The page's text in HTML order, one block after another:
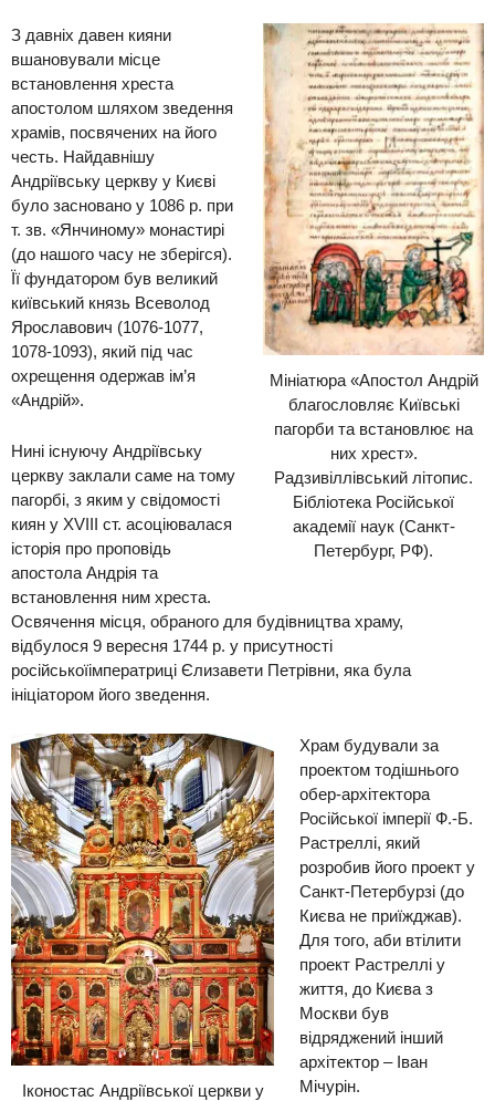
Мініатюра «Апостол Андрій
благословляє Київські
пагорби та встановлює на
них хрест».
Радзивіллівський літопис.
Бібліотека Російської
академії наук (Санкт-
Петербург, РФ).
З давніх давен кияни
вшановували місце
встановлення хреста
апостолом шляхом зведення
храмів, посвячених на його
честь. Найдавнішу
Андріївську церкву у Києві
було засновано у 1086 р. при
т. зв. «Янчиному» монастирі
(до нашого часу не зберігся).
Її фундатором був великий
київський князь Всеволод
Ярославович (1076-1077,
1078-1093), який під час
охрещення одержав ім’я
«Андрій».
Нині існуючу Андріївську
церкву заклали саме на тому
пагорбі, з яким у свідомості
киян у XVIII ст. асоціювалася
історія про проповідь
апостола Андрія та
встановлення ним хреста.
Освячення місця, обраного для будівництва храму,
відбулося 9 вересня 1744 р. у присутності
російськоїімператриці Єлизавети Петрівни, яка була
ініціатором його зведення.
Іконостас Андріївської церкви у
Храм будувализа
проектом тодішнього
обер-архітектора
Російської імперії Ф.-Б.
Растреллі, який
розробив його проект у
Санкт-Петербурзі (до
Києва не приїжджав).
Для того, аби втілити
проект Растреллі у
життя, до Києва з
Москви був
відряджений інший
архітектор – Іван
Мічурін.